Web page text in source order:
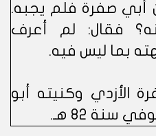
أبي صفرة فلم يجبه.
فقال: لم أعرف
بما ليس فيه.
الأزدي وكنيته أبو